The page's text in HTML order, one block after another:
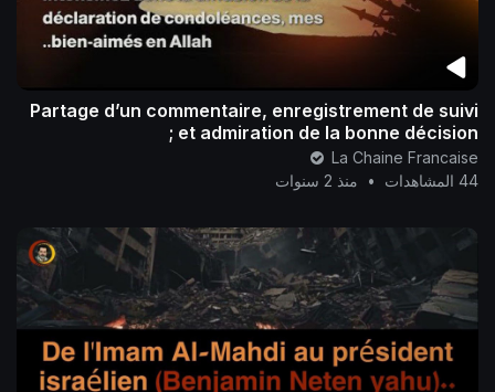
Partage d’un commentaire, enregistrement de suivi
et admiration de la bonne décision ;
La Chaine Francaise
44 المشاهدات
• منذ 2 سنوات